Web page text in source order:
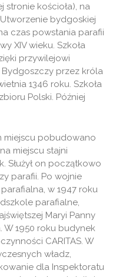
kościoła), na
bydgoskiej
czas powstania parafii
XIV wieku. Szkoła
przywilejowi
przez króla
1346 roku. Szkoła
Polski. Później
miejscu pobudowano
miejscu stajni
Służył on początkowo
parafii. Po wojnie
w 1947 roku
parafialne,
Maryi Panny
1950 roku budynek
CARITAS. W
władz,
dla Inspektoratu